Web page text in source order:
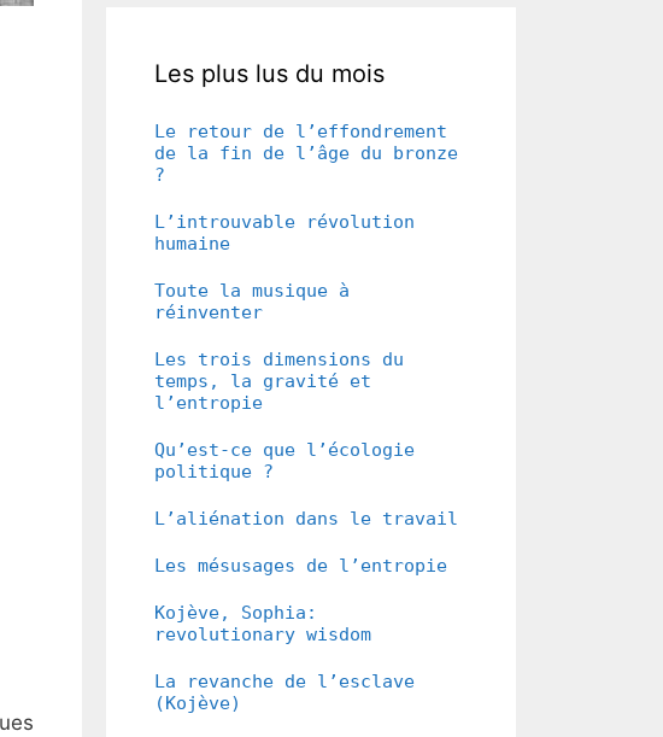
Les plus lus du mois
Le retour de l’effondrement
de la fin de l’âge du bronze
?
L’introuvable révolution
humaine
Toute la musique à
réinventer
Les trois dimensions du
temps, la gravité et
l’entropie
Qu’est-ce que l’écologie
politique ?
L’aliénation dans le travail
Les mésusages de l’entropie
Kojève, Sophia:
revolutionary wisdom
La revanche de l’esclave
(Kojève)